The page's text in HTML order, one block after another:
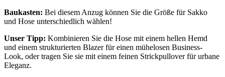
Baukasten: Bei diesem Anzug können Sie die Größe für Sakko
und Hose unterschiedlich wählen!
Unser Tipp: Kombinieren Sie die Hose mit einem hellen Hemd
und einem strukturierten Blazer für einen mühelosen Business-
Look, oder tragen Sie sie mit einem feinen Strickpullover für urbane
Eleganz.